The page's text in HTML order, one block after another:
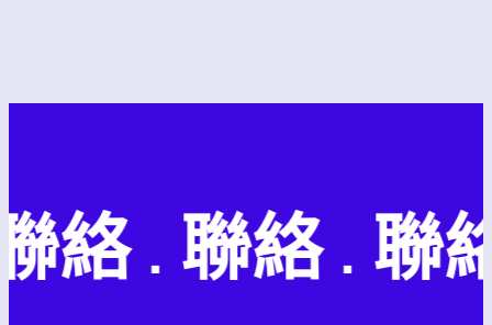
絡 . 聯絡 . 聯